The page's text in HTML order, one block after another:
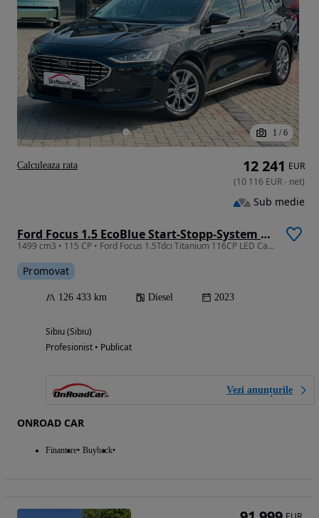
1 / 6
Ford Focus 1.5 EcoBlue Start-Stopp-System Aut. TITANIUM DESIGN
1499 cm3 • 115 CP • Ford Focus 1.5Tdci Titanium 116CP LED Carlig Camera Garantie Finantare
Promovat
126 433 km Diesel 2023
Sibiu (Sibiu)
Profesionist • Publicat
Vezi anunțurile
ONROAD CAR
Finantare Buyback
12 241 EUR
(10 116 EUR- net)
Sub medie
Calculeaza rata